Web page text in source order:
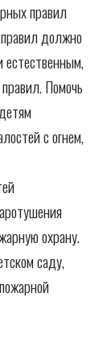
правил
должно
Помочь
с огнем,
охрану.
саду,